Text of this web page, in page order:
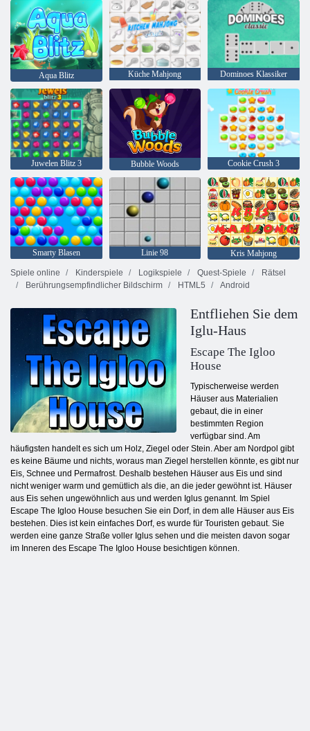
Aqua Blitz Küche Mahjong Dominoes Klassiker
Juwelen Blitz 3 Bubble Woods Cookie Crush 3
Smarty Blasen Linie 98
Kris Mahjong
Spiele online
Kinderspiele Logikspiele Quest-Spiele
Rätsel
Berührungsempfindlicher Bildschirm
HTML5 Android
Entfliehen Sie dem
Iglu-Haus
Escape The Igloo
House
Typischerweise werden
Häuser aus Materialien
gebaut, die in einer
bestimmten Region
verfügbar sind. Am
häufigsten handelt es sich um Holz, Ziegel oder Stein. Aber am Nordpol gibt
es keine Bäume und nichts, woraus man Ziegel herstellen könnte, es gibt nur
Eis, Schnee und Permafrost. Deshalb bestehen Häuser aus Eis und sind
nicht weniger warm und gemütlich als die, an die jeder gewöhnt ist. Häuser
aus Eis sehen ungewöhnlich aus und werden Iglus genannt. Im Spiel
Escape The Igloo House besuchen Sie ein Dorf, in dem alle Häuser aus Eis
bestehen. Dies ist kein einfaches Dorf, es wurde für Touristen gebaut. Sie
werden eine ganze Straße voller Iglus sehen und die meisten davon sogar
im Inneren des Escape The Igloo House besichtigen können.